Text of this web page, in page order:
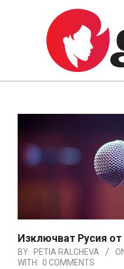
GIRL.BG
Navigation
Изключват Русия от
BY: PETIA RALCHEVA
WITH: 0 COMMENTS